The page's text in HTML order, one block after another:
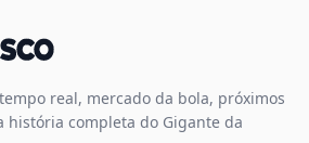
real, mercado da bola, próximos
história completa do Gigante da